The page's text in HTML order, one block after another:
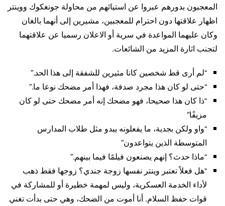
المعجبون بدورهم عبروا عن استيائهم من محاولة جونغكوك ووينتر
اظهار علاقتها دون احترام للمعجبين، مشيرين إلى أنهما بالغان
وكان عليهما المواعدة في سرية أو الاعلان رسميا عن علاقتهما
لتجنب اثارة المزيد من الشائعات.
“لم أرى قط شخصين كانا مثيرين للشفقة إلى هذا الحد.”
“حتى لو كان هذا مجرد صدفة، فهذا أمر مضحك نوعا ما.”
“ذا كان هذا صحيحا، فهو مضحك إنه أمر مضحك حتى لو كان
مزيفًا”
“واو ولكن بجدية، ما يفعلونه يبدو مثل طلاب المدارس
المتوسطة الذين يتواعدون”
“ماذا حدث؟ إنهم يصنعون فيلمًا فيما بينهم.”
“هل فعلاً تعتبر وينتر نفسها زوجة جندي؟ زوجها فقط ذهب
لأداء الخدمة العسكرية، وليس لمهمة خطيرة أو للمشاركة في
قوات حفظ السلام. أنا أموت من الضحك، وهي حتى بدأت تغني